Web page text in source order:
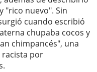
"rico nuevo". Sin
cuando escribió
chupaba cocos y
chimpancés", una
por